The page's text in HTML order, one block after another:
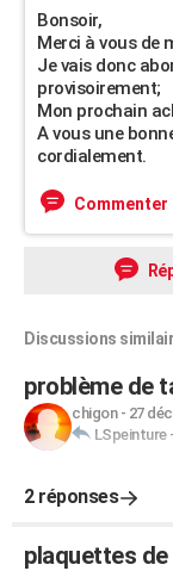
Bonsoir,
Merci à vous de
Je vais donc
provisoirement;
Mon prochain
A vous une
cordialement.
Commenter
Discussions
problème de
chigon- 27
LSpeinture-
2 réponses
plaquettes